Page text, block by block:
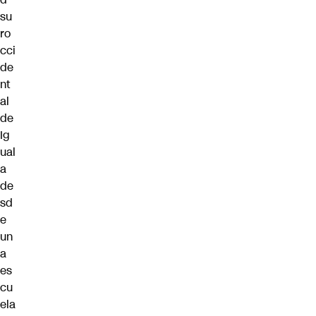
su
ro
cci
de
nt
al
de
Ig
ual
a
de
sd
e
un
a
es
cu
ela